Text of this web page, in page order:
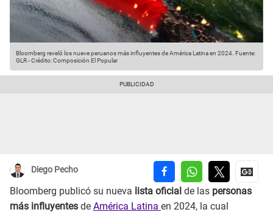
Bloomberg reveló los nueve peruanos más influyentes de América Latina en 2024. Fuente:
GLR-Crédito: Composición El Popular
Diego Pecho
Bloomberg publicó su nueva lista oficial de las personas
más influyentes de América Latina en 2024, la cual